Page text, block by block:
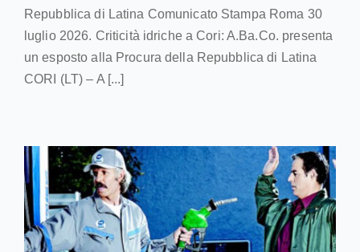
Repubblica di Latina Comunicato Stampa Roma 30
luglio 2026. Criticità idriche a Cori: A.Ba.Co. presenta
un esposto alla Procura della Repubblica di Latina
CORI (LT) – A [...]